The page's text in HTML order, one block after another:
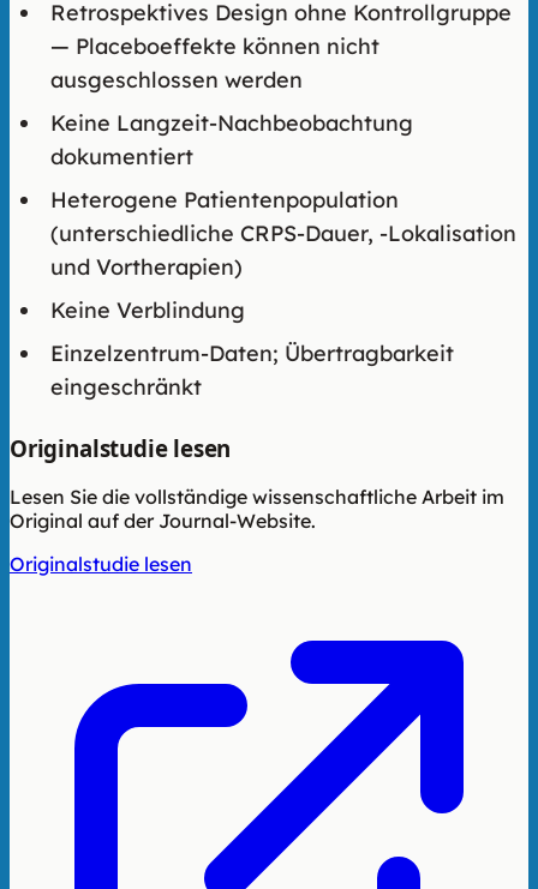
Retrospektives Design ohne Kontrollgruppe
— Placeboeffekte können nicht
ausgeschlossen werden
Keine Langzeit-Nachbeobachtung
dokumentiert
Heterogene Patientenpopulation
(unterschiedliche CRPS-Dauer, -Lokalisation
und Vortherapien)
Keine Verblindung
Einzelzentrum-Daten; Übertragbarkeit
eingeschränkt
Originalstudie lesen
Lesen Sie die vollständige wissenschaftliche Arbeit im
Original auf der Journal-Website.
Originalstudie lesen